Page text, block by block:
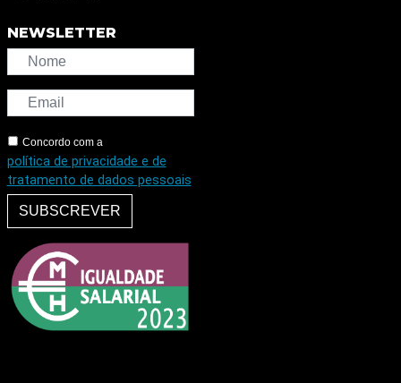
NEWSLETTER
Concordo com a
política de privacidade e de
tratamento de dados pessoais
SUBSCREVER